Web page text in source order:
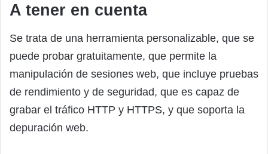
A tener en cuenta
Se trata de una herramienta personalizable, que se
puede probar gratuitamente, que permite la
manipulación de sesiones web, que incluye pruebas
de rendimiento y de seguridad, que es capaz de
grabar el tráfico HTTP y HTTPS, y que soporta la
depuración web.